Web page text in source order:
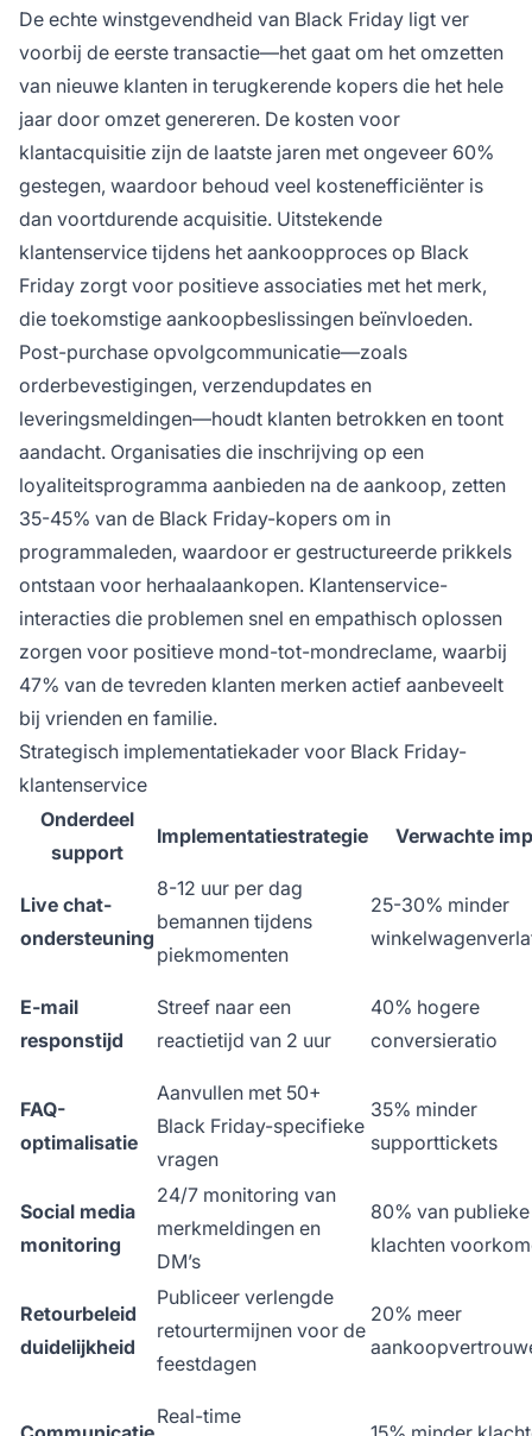
De echte winstgevendheid van Black Friday ligt ver
voorbij de eerste transactie—het gaat om het omzetten
van nieuwe klanten in terugkerende kopers die het hele
jaar door omzet genereren. De kosten voor
klantacquisitie zijn de laatste jaren met ongeveer 60%
gestegen, waardoor behoud veel kostenefficiënter is
dan voortdurende acquisitie. Uitstekende
klantenservice tijdens het aankoopproces op Black
Friday zorgt voor positieve associaties met het merk,
die toekomstige aankoopbeslissingen beïnvloeden.
Post-purchase opvolgcommunicatie—zoals
orderbevestigingen, verzendupdates en
leveringsmeldingen—houdt klanten betrokken en toont
aandacht. Organisaties die inschrijving op een
loyaliteitsprogramma aanbieden na de aankoop, zetten
35-45% van de Black Friday-kopers om in
programmaleden, waardoor er gestructureerde prikkels
ontstaan voor herhaalaankopen. Klantenservice-
interacties die problemen snel en empathisch oplossen
zorgen voor positieve mond-tot-mondreclame, waarbij
47% van de tevreden klanten merken actief aanbeveelt
bij vrienden en familie.
Strategisch implementatiekader voor Black Friday-
klantenservice
Onderdeel
support
Implementatiestrategie Verwachte
Live chat-
ondersteuning
8-12 uur per dag
bemannen tijdens
piekmomenten
25-30% minder
E-mail
responstijd
Streef naar een
reactietijd van 2 uur
40% hogere
conversieratio
FAQ-
optimalisatie
Aanvullen met 50+
Black Friday-specifieke
vragen
35% minder
supporttickets
Social media
monitoring
24/7 monitoring van
merkmeldingen en
DM’s
80% van publieke
klachten
Retourbeleid
duidelijkheid
Publiceer verlengde
retourtermijnen voor de
feestdagen
20% meer
Real-time